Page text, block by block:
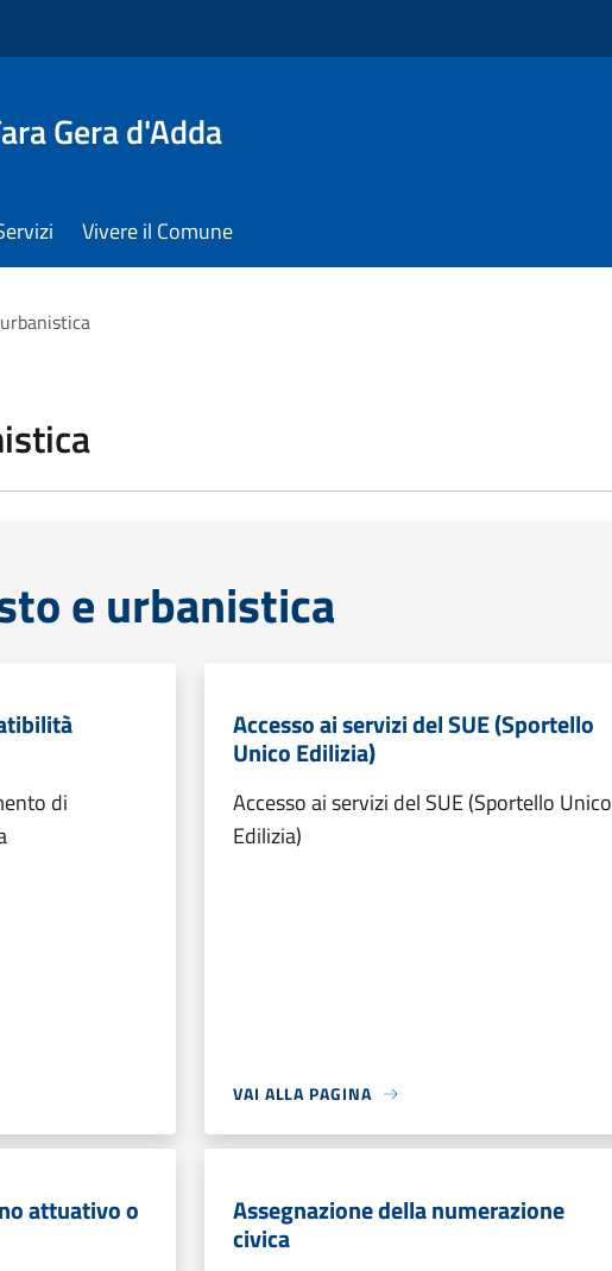
Gera d'Adda
Vivere il Comune
e urbanistica
di
Accesso ai servizi del SUE (Sportello
Unico Edilizia)
Accesso ai servizi del SUE (Sportello Unico
Edilizia)
VAI ALLA PAGINA
attuativo o Assegnazione della numerazione
civica